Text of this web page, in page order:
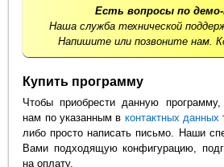
Есть вопросы по демо-
Наша служба технической
Напишите или позвоните нам.
Купить программу
Чтобы приобрести данную программу,
нам по указанным в контактных данных
либо просто написать письмо. Наши
Вами подходящую конфигурацию,
на оплату.